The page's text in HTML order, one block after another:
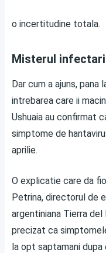
o incertitudine totala.
Misterul
Dar cum a ajuns, pana
intrebarea care ii
Ushuaia au confirmat
simptome de
aprilie.
O explicatie care da
Petrina, directorul de
argentiniana Tierra
precizat ca
la opt saptamani